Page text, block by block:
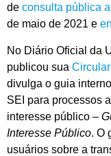
de consulta pública
de maio de 2021 e
No Diário Oficial da
publicou sua Circular
divulga o guia
SEI para processos
interesse público –
Interesse Público. O
usuários sobre a